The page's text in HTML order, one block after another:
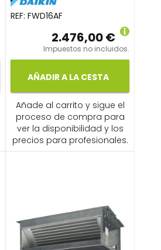
REF:FWD16AF
2.476,00 €
Impuestos no incluidos.
AÑADIR A LA CESTA
Añade al carrito y sigue el
proceso de compra para
ver la disponibilidad y los
precios para profesionales.